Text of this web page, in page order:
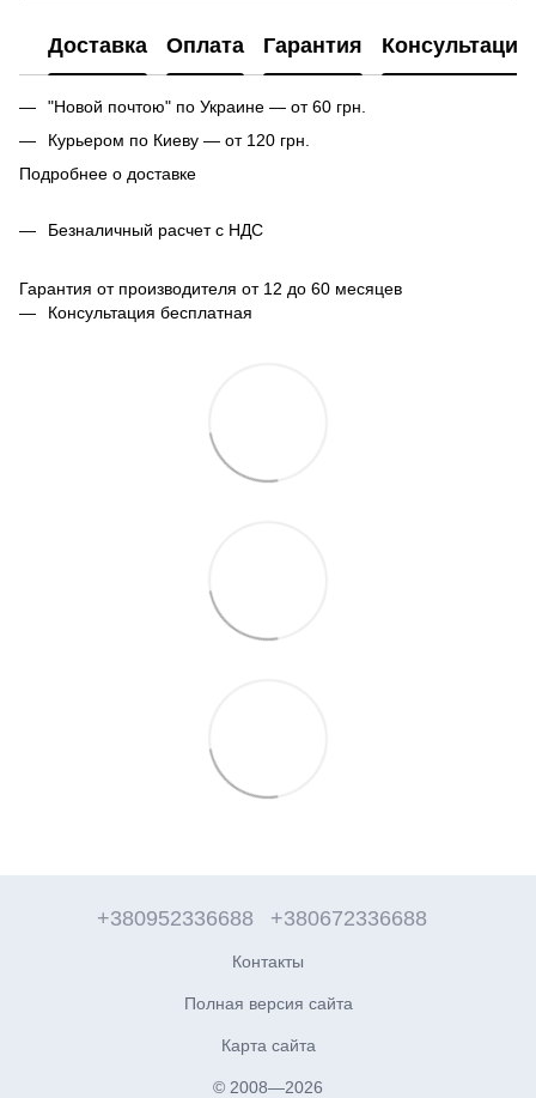
Доставка Оплата Гарантия Консультация
"Новой почтою" по Украине — от 60 грн.
Курьером по Киеву — от 120 грн.
Подробнее о доставке
Безналичный расчет с НДС
Гарантия от производителя от 12 до 60 месяцев
Консультация бесплатная
+380952336688 +380672336688
Контакты
Полная версия сайта
Карта сайта
© 2008—2026